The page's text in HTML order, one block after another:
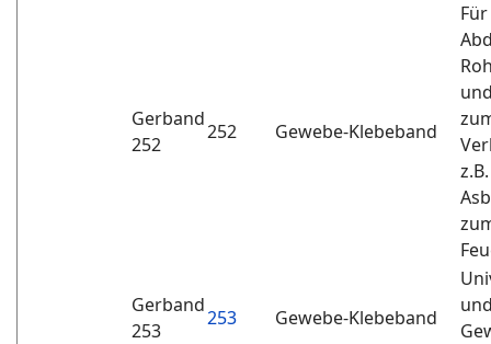
Gerband
252
252 Gewebe-Klebeband
Gerband
253
253 Gewebe-Klebeband